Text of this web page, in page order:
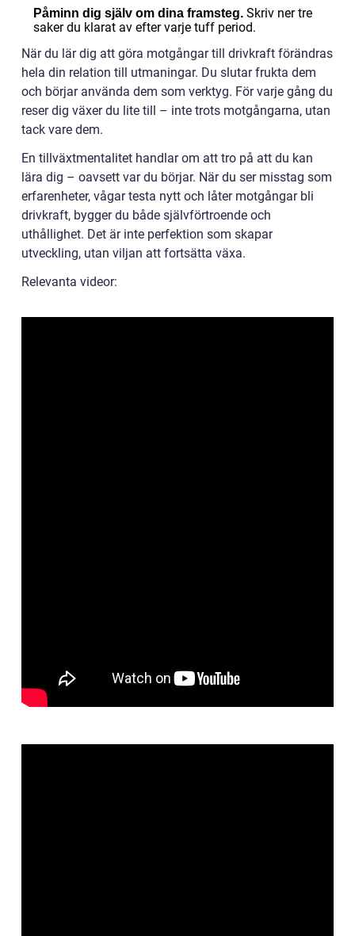
Påminn dig själv om dina framsteg. Skriv ner tre
saker du klarat av efter varje tuff period.
När du lär dig att göra motgångar till drivkraft förändras
hela din relation till utmaningar. Du slutar frukta dem
och börjar använda dem som verktyg. För varje gång du
reser dig växer du lite till – inte trots motgångarna, utan
tack vare dem.
En tillväxtmentalitet handlar om att tro på att du kan
lära dig – oavsett var du börjar. När du ser misstag som
erfarenheter, vågar testa nytt och låter motgångar bli
drivkraft, bygger du både självförtroende och
uthållighet. Det är inte perfektion som skapar
utveckling, utan viljan att fortsätta växa.
Relevanta videor: